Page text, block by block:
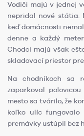
Vodiči majú v jednej
nepridal nové státia.
keď domácnosti
denne a každý
Chodci majú však
skladovací priestor pre
Na chodníkoch sa
zaparkoval
mesto sa tvárilo, že
koľko ulíc
premávky ustúpil bez